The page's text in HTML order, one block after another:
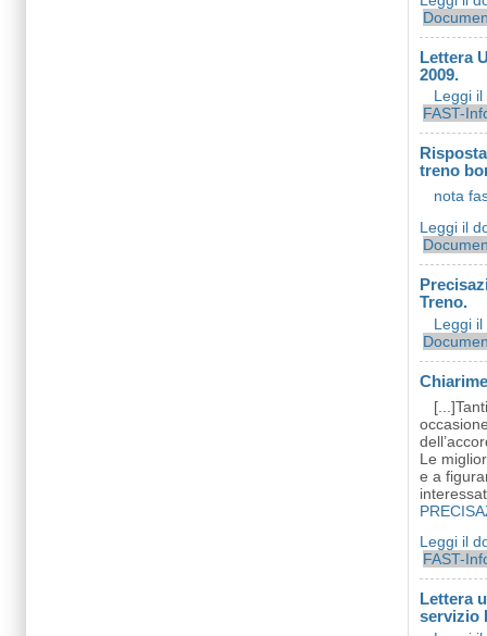
Lettera
2009.
Leggi
FAST-
treno
nota
Leggi il
Treno.
Leggi
Le
e a
Leggi il
FAST-
Lettera
servizio